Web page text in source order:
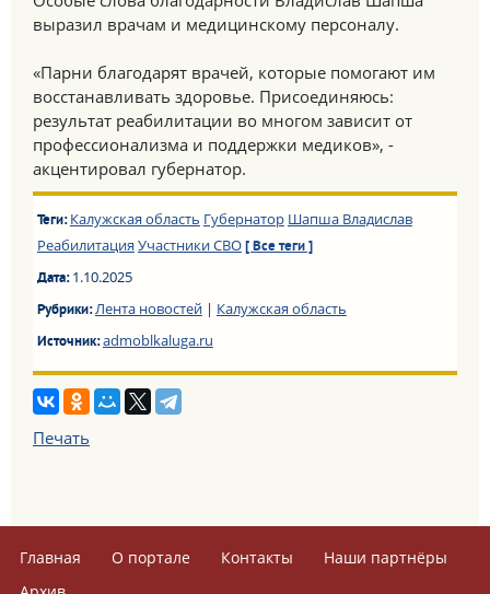
выразил врачам и медицинскому персоналу.
«Парни благодарят врачей, которые помогают им
восстанавливать здоровье. Присоединяюсь:
результат реабилитации во многом зависит от
профессионализма и поддержки медиков», -
акцентировал губернатор.
Теги: Калужская область Губернатор Шапша Владислав
Реабилитация Участники СВО [ Все теги ]
Дата:1.10.2025
Рубрики:Лента новостей| Калужская область
Источник:admoblkaluga.ru
Печать
Главная О портале Контакты
Наши партнёры